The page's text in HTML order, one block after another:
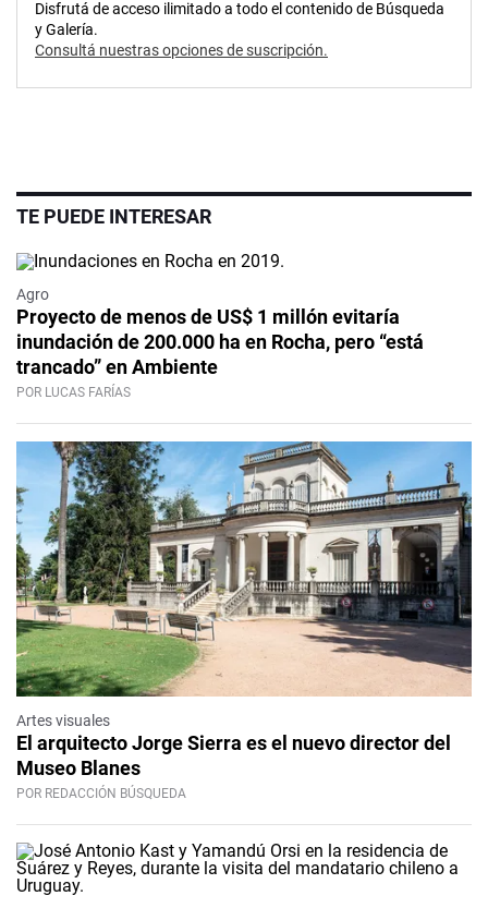
Disfrutá de acceso ilimitado a todo el contenido de Búsqueda
y Galería.
Consultá nuestras opciones de suscripción.
TE PUEDE INTERESAR
Agro
Proyecto de menos de US$ 1 millón evitaría
inundación de 200.000 ha en Rocha, pero “está
trancado” en Ambiente
POR LUCAS FARÍAS
Artes visuales
El arquitecto Jorge Sierra es el nuevo director del
Museo Blanes
POR REDACCIÓN BÚSQUEDA